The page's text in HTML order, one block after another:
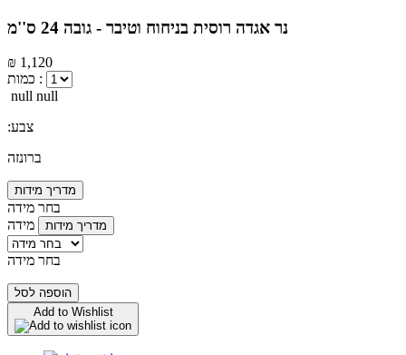
נר אגדה רוסית בניחוח וטיבר - גובה 24 ס''מ
₪ 1,120
כמות :
null null
:צבע
ברונזה
מדריך מידות
בחר מידה
מידה
מדריך מידות
בחר מידה
הוספה לסל
Add to Wishlist